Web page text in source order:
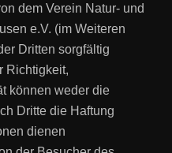
dem Verein Natur- und
e.V. (im Weiteren
Dritten sorgfältig
Richtigkeit,
können weder die
Dritte die Haftung
dienen